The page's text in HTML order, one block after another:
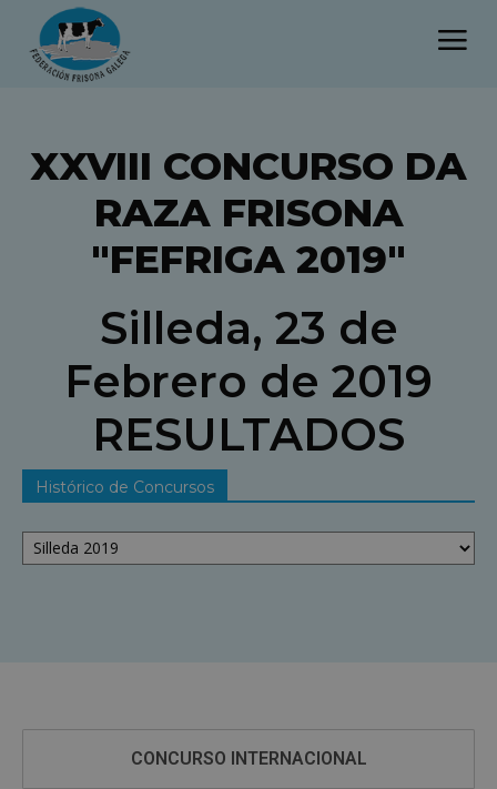
XXVIII CONCURSO DA
RAZA FRISONA
"FEFRIGA 2019"
Silleda, 23 de
Febrero de 2019
RESULTADOS
Histórico de Concursos
Histórico
de
CONCURSO INTERNACIONAL